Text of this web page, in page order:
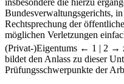
Bundesverwaltungsgerichts,
Rechtsprechung der
möglichen Verletzungen
(Privat-)Eigentums ← 1 | 2 →
bildet den Anlass zu dieser
Prüfungsschwerpunkte der